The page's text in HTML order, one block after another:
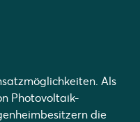
Als
Photovoltaik-
die